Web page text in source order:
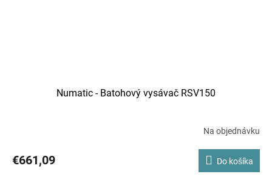
Numatic - Batohový vysávač RSV150
Na objednávku
€661,09 Do košíka